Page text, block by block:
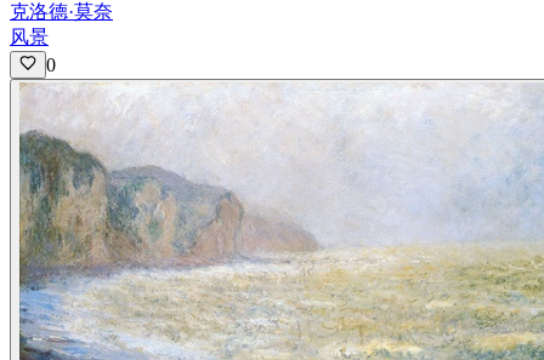
克洛德·莫奈
风景
0